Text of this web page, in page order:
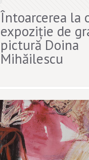
Întoarcerea la
expoziție de
pictură Doina
Mihăilescu